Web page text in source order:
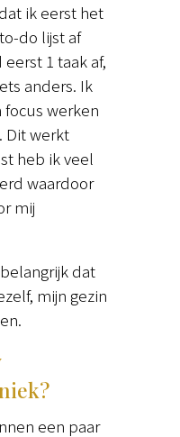
ik eerst het
do lijst af
1 taak af,
anders. Ik
werken
Dit werkt
heb ik veel
waardoor
mij
dat
mijn gezin
een paar